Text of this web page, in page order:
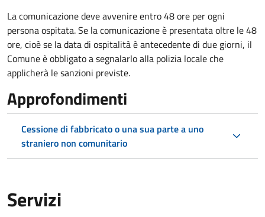
La comunicazione deve avvenire entro 48 ore per ogni
persona ospitata. Se la comunicazione è presentata oltre le 48
ore, cioè se la data di ospitalità è antecedente di due giorni, il
Comune è obbligato a segnalarlo alla polizia locale che
applicherà le sanzioni previste.
Approfondimenti
Cessione di fabbricato o una sua parte a uno
straniero non comunitario
Servizi